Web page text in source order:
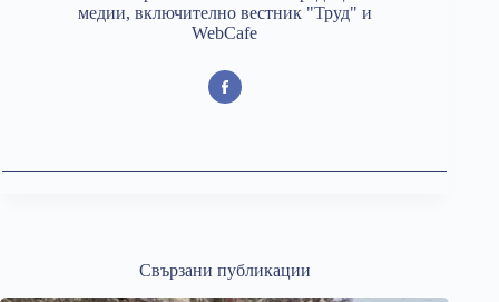
медии, включително вестник "Труд" и
WebCafe
Свързани публикации